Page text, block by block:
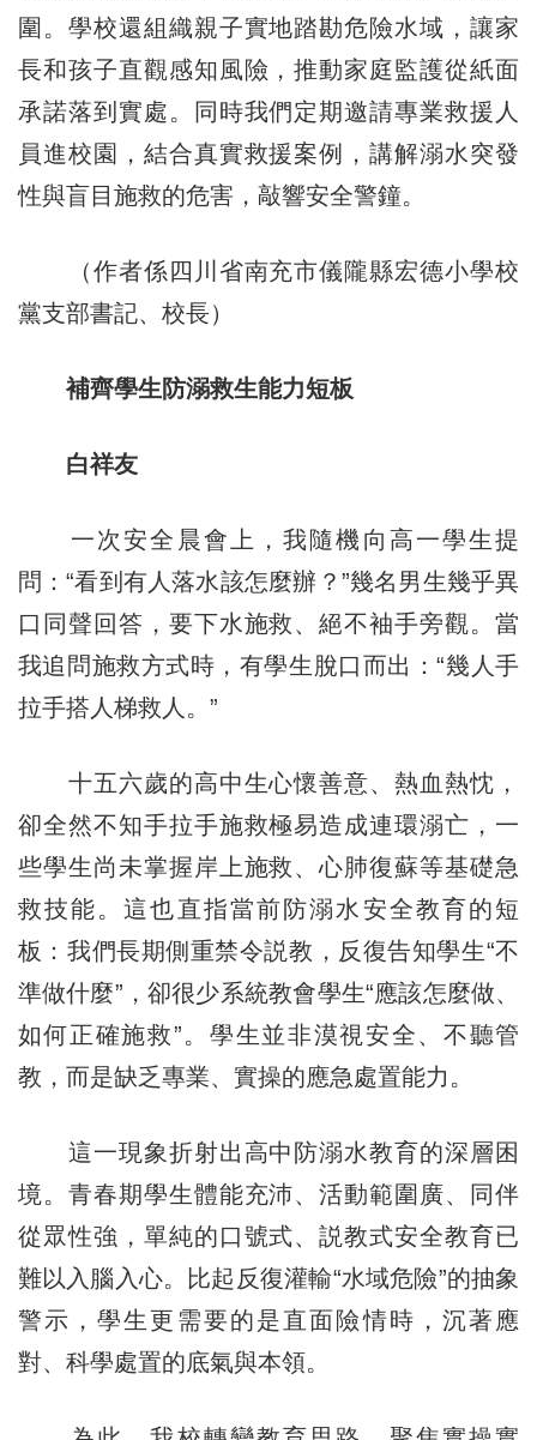
圍。學校還組織親子實地踏勘危險水域，讓家
長和孩子直觀感知風險，推動家庭監護從紙面
承諾落到實處。同時我們定期邀請專業救援人
員進校園，結合真實救援案例，講解溺水突發
性與盲目施救的危害，敲響安全警鐘。
（作者係四川省南充市儀隴縣宏德小學校
黨支部書記、校長）
補齊學生防溺救生能力短板
白祥友
一次安全晨會上，我隨機向高一學生提
問：“看到有人落水該怎麼辦？”幾名男生幾乎異
口同聲回答，要下水施救、絕不袖手旁觀。當
我追問施救方式時，有學生脫口而出：“幾人手
拉手搭人梯救人。”
十五六歲的高中生心懷善意、熱血熱忱，
卻全然不知手拉手施救極易造成連環溺亡，一
些學生尚未掌握岸上施救、心肺復蘇等基礎急
救技能。這也直指當前防溺水安全教育的短
板：我們長期側重禁令説教，反復告知學生“不
準做什麼”，卻很少系統教會學生“應該怎麼做、
如何正確施救”。學生並非漠視安全、不聽管
教，而是缺乏專業、實操的應急處置能力。
這一現象折射出高中防溺水教育的深層困
境。青春期學生體能充沛、活動範圍廣、同伴
從眾性強，單純的口號式、説教式安全教育已
難以入腦入心。比起反復灌輸“水域危險”的抽象
警示，學生更需要的是直面險情時，沉著應
對、科學處置的底氣與本領。